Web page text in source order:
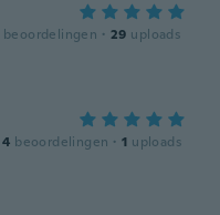
beoordelingen · 29 uploads
4 beoordelingen · 1 uploads